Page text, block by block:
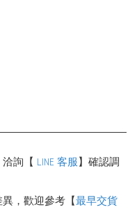
詢【 LINE 客服】確認調
，歡迎參考【最早交貨